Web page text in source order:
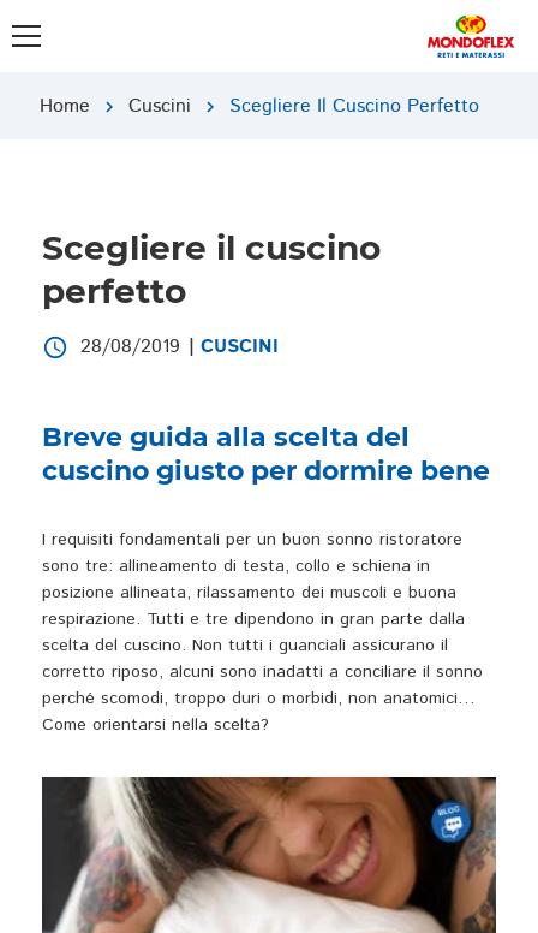
Home chevron_right Cuscini chevron_right Scegliere Il Cuscino Perfetto
Scegliere il cuscino
perfetto
access_time 28/08/2019 | CUSCINI
Breve guida alla scelta del
cuscino giusto per dormire bene
I requisiti fondamentali per un buon sonno ristoratore
sono tre: allineamento di testa, collo e schiena in
posizione allineata, rilassamento dei muscoli e buona
respirazione. Tutti e tre dipendono in gran parte dalla
scelta del cuscino. Non tutti i guanciali assicurano il
corretto riposo, alcuni sono inadatti a conciliare il sonno
perché scomodi, troppo duri o morbidi, non anatomici…
Come orientarsi nella scelta?